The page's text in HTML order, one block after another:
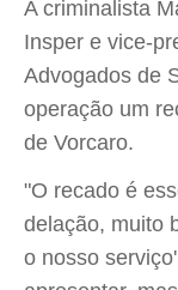
A criminalista
Insper e vice-
Advogados de
operação um
de Vorcaro.
"O recado é
delação, muito
o nosso